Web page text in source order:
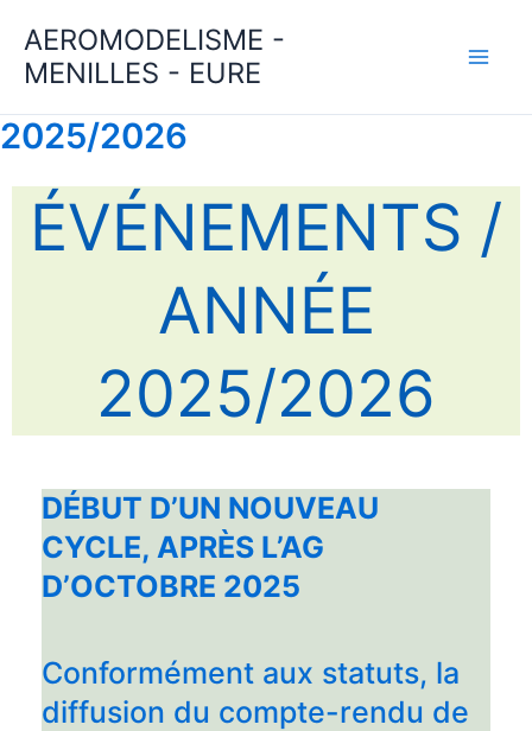
auAEROMODELISME -
MENILLES - EURE
2025/2026
ÉVÉNEMENTS /
ANNÉE
2025/2026
DÉBUT D’UN NOUVEAU
CYCLE, APRÈS L’AG
D’OCTOBRE 2025
Conformément aux statuts, la
diffusion du compte-rendu de